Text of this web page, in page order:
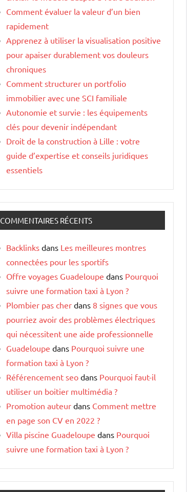
Comment évaluer la valeur d’un bien
rapidement
Apprenez à utiliser la visualisation positive
pour apaiser durablement vos douleurs
chroniques
Comment structurer un portfolio
immobilier avec une SCI familiale
Autonomie et survie : les équipements
clés pour devenir indépendant
Droit de la construction à Lille : votre
guide d’expertise et conseils juridiques
essentiels
COMMENTAIRES RÉCENTS
Backlinks dans Les meilleures montres
connectées pour les sportifs
Offre voyages Guadeloupe dans Pourquoi
suivre une formation taxi à Lyon ?
Plombier pas cher dans 8 signes que vous
pourriez avoir des problèmes électriques
qui nécessitent une aide professionnelle
Guadeloupe dans Pourquoi suivre une
formation taxi à Lyon ?
Référencement seo dans Pourquoi faut-il
utiliser un boitier multimédia ?
Promotion auteur dans Comment mettre
en page son CV en 2022 ?
Villa piscine Guadeloupe dans Pourquoi
suivre une formation taxi à Lyon ?